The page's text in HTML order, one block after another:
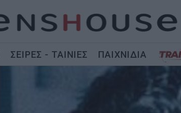
ΣΕΙΡΕΣ - ΤΑΙΝΙΕΣ ΠΑΙΧΝΙΔΙΑ